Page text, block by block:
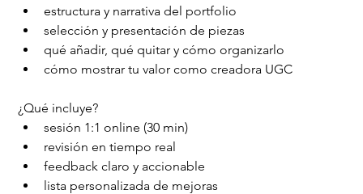
estructura y narrativa del portfolio
selección y presentación de piezas
qué añadir, qué quitar y cómo organizarlo
cómo mostrar tu valor como creadora UGC
¿Qué incluye?
sesión 1:1 online (30 min)
revisión en tiempo real
feedback claro y accionable
lista personalizada de mejoras